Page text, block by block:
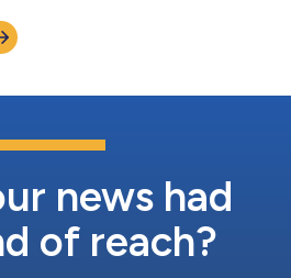
Pronto per il lancio in mercati
nel 2026, il programma pilota Global
news had
of reach?